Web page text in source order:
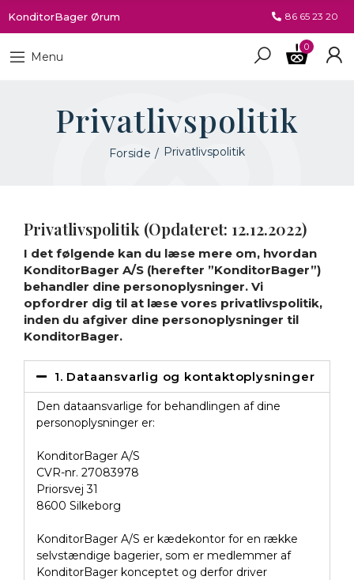
KonditorBager Ørum 86 65 23 20
Menu
0
Privatlivspolitik
Forside Privatlivspolitik
Privatlivspolitik (Opdateret: 12.12.2022)
I det følgende kan du læse mere om, hvordan
KonditorBager A/S (herefter ”KonditorBager”)
behandler dine personoplysninger. Vi
opfordrer dig til at læse vores privatlivspolitik,
inden du afgiver dine personoplysninger til
KonditorBager.
1. Dataansvarlig og kontaktoplysninger
Den dataansvarlige for behandlingen af dine
personoplysninger er:
KonditorBager A/S
CVR-nr. 27083978
Priorsvej 31
8600 Silkeborg
KonditorBager A/S er kædekontor for en række
selvstændige bagerier, som er medlemmer af
KonditorBager konceptet og derfor driver